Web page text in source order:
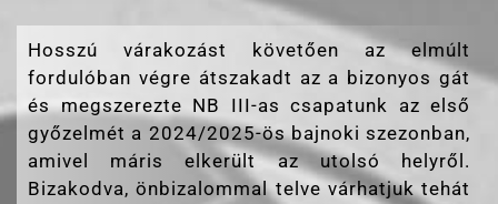
Hosszú várakozást követően az elmúlt
fordulóban végre átszakadt az a bizonyos gát
és megszerezte NB III-as csapatunk az első
győzelmét a 2024/2025-ös bajnoki szezonban,
amivel máris elkerült az utolsó helyről.
Bizakodva, önbizalommal telve várhatjuk tehát